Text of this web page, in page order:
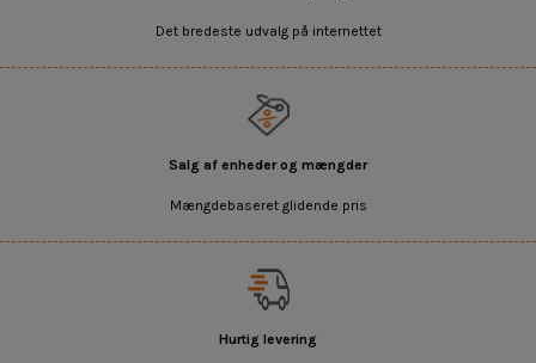
Det bredeste udvalg på internettet
Salg af enheder og mængder
Mængdebaseret glidende pris
Hurtig levering